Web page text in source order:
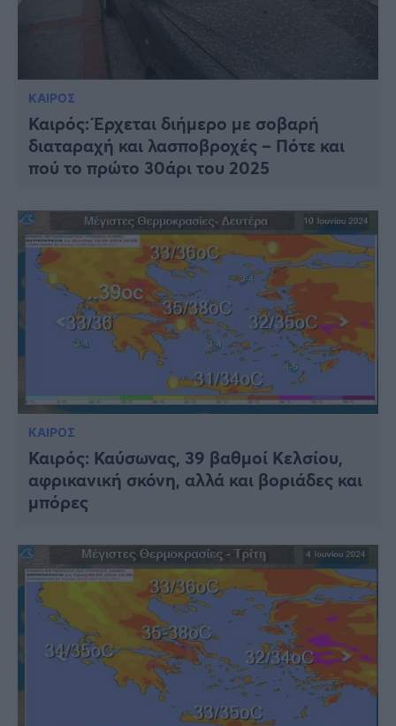
ΚΑΙΡΟΣ
Καιρός: Έρχεται διήμερο με σοβαρή
διαταραχή και λασποβροχές – Πότε και
πού το πρώτο 30άρι του 2025
ΚΑΙΡΟΣ
Καιρός: Καύσωνας, 39 βαθμοί Κελσίου,
αφρικανική σκόνη, αλλά και βοριάδες και
μπόρες